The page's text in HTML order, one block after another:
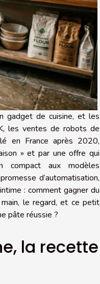
gadget de cuisine, et les
les ventes de robots de
en France après 2020,
» et par une offre qui
compact aux modèles
d’automatisation,
: comment gagner du
le regard, et ce petit
pâte réussie ?
la recette